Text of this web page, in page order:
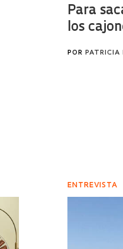
Para
los
PORPATRICIA
ENTREVISTA